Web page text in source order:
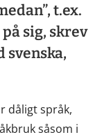
t.ex.
sig, skrev
svenska,
dåligt språk,
såsom i